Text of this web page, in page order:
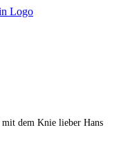
dem Knie lieber Hans